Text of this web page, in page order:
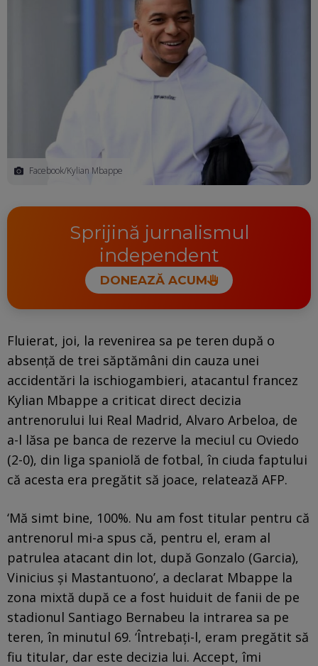
Facebook/Kylian Mbappe
Sprijină jurnalismul
independent
DONEAZĂ ACUM
Fluierat, joi, la revenirea sa pe teren după o
absență de trei săptămâni din cauza unei
accidentări la ischiogambieri, atacantul francez
Kylian Mbappe a criticat direct decizia
antrenorului lui Real Madrid, Alvaro Arbeloa, de
a-l lăsa pe banca de rezerve la meciul cu Oviedo
(2-0), din liga spaniolă de fotbal, în ciuda faptului
că acesta era pregătit să joace, relatează AFP.
‘Mă simt bine, 100%. Nu am fost titular pentru că
antrenorul mi-a spus că, pentru el, eram al
patrulea atacant din lot, după Gonzalo (Garcia),
Vinicius și Mastantuono’, a declarat Mbappe la
zona mixtă după ce a fost huiduit de fanii de pe
stadionul Santiago Bernabeu la intrarea sa pe
teren, în minutul 69. ‘Întrebați-l, eram pregătit să
fiu titular, dar este decizia lui. Accept, îmi